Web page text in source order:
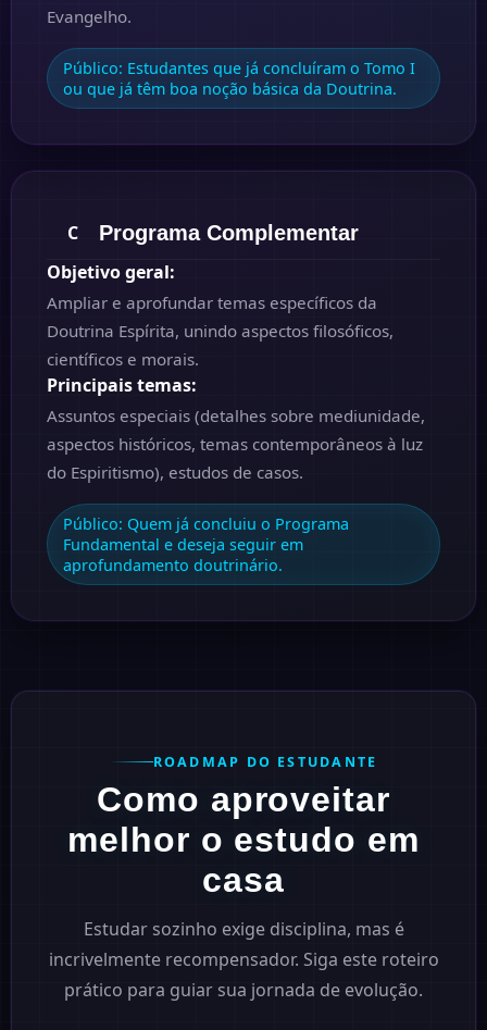
Evangelho.
Público: Estudantes que já concluíram o Tomo I
ou que já têm boa noção básica da Doutrina.
C
Programa Complementar
Objetivo geral:
Ampliar e aprofundar temas específicos da
Doutrina Espírita, unindo aspectos filosóficos,
científicos e morais.
Principais temas:
Assuntos especiais (detalhes sobre mediunidade,
aspectos históricos, temas contemporâneos à luz
do Espiritismo), estudos de casos.
Público: Quem já concluiu o Programa
Fundamental e deseja seguir em
aprofundamento doutrinário.
ROADMAP DO ESTUDANTE
Como aproveitar
melhor o estudo em
casa
Estudar sozinho exige disciplina, mas é
incrivelmente recompensador. Siga este roteiro
prático para guiar sua jornada de evolução.